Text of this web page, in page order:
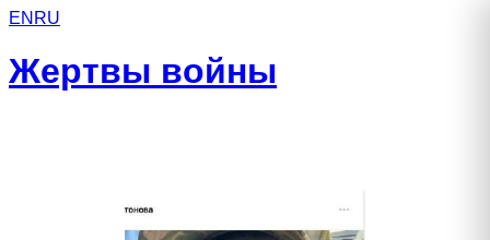
EN RU
Жертвы войны